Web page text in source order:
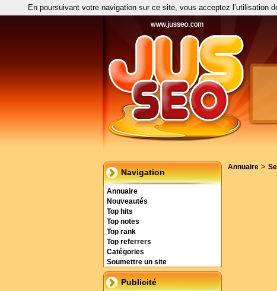
Navigation
Annuaire
Nouveautés
Top hits
Top notes
Top rank
Top referrers
Catégories
Soumettre un site
Publicité
Annuaire >
En poursuivant votre navigation sur ce site, vous acceptez l’utilisation